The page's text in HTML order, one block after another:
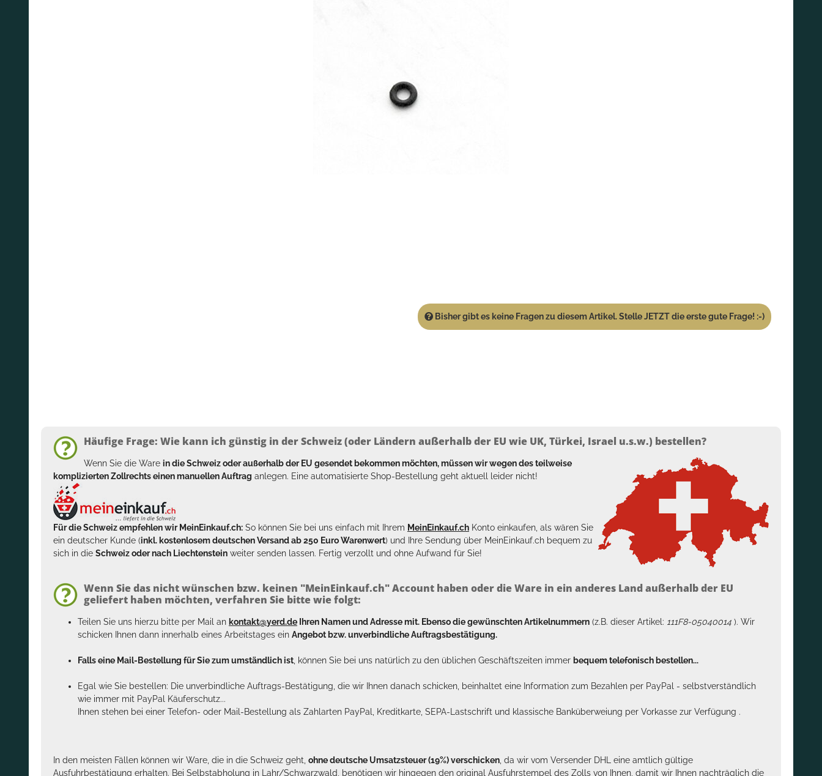
Bisher gibt es keine Fragen zu diesem Artikel. Stelle JETZT die erste gute Frage! :-)
Häufige Frage: Wie kann ich günstig in der Schweiz (oder Ländern außerhalb der EU wie UK, Türkei, Israel u.s.w.) bestellen?
Wenn Sie die Ware in die Schweiz oder außerhalb der EU gesendet bekommen möchten, müssen wir wegen des teilweise
komplizierten Zollrechts einen manuellen Auftrag anlegen. Eine automatisierte Shop-Bestellung geht aktuell leider nicht!
Für die Schweiz empfehlen wir MeinEinkauf.ch: So können Sie bei uns einfach mit Ihrem MeinEinkauf.ch Konto einkaufen, als wären Sie
ein deutscher Kunde (inkl. kostenlosem deutschen Versand ab 250 Euro Warenwert) und Ihre Sendung über MeinEinkauf.ch bequem zu
sich in die Schweiz oder nach Liechtenstein weiter senden lassen. Fertig verzollt und ohne Aufwand für Sie!
Wenn Sie das nicht wünschen bzw. keinen "MeinEinkauf.ch" Account haben oder die Ware in ein anderes Land außerhalb der EU
geliefert haben möchten, verfahren Sie bitte wie folgt:
Teilen Sie uns hierzu bitte per Mail an kontakt@yerd.de Ihren Namen und Adresse mit. Ebenso die gewünschten Artikelnummern (z.B. dieser Artikel: 111F8-05040014 ). Wir
schicken Ihnen dann innerhalb eines Arbeitstages ein Angebot bzw. unverbindliche Auftragsbestätigung.
Falls eine Mail-Bestellung für Sie zum umständlich ist , können Sie bei uns natürlich zu den üblichen Geschäftszeiten immer bequem telefonisch bestellen...
Egal wie Sie bestellen: Die unverbindliche Auftrags-Bestätigung, die wir Ihnen danach schicken, beinhaltet eine Information zum Bezahlen per PayPal - selbstverständlich
wie immer mit PayPal Käuferschutz...
Ihnen stehen bei einer Telefon- oder Mail-Bestellung als Zahlarten PayPal, Kreditkarte, SEPA-Lastschrift und klassische Banküberweiung per Vorkasse zur Verfügung .
In den meisten Fällen können wir Ware, die in die Schweiz geht, ohne deutsche Umsatzsteuer (19%) verschicken , da wir vom Versender DHL eine amtlich gültige
Ausfuhrbestätigung erhalten. Bei Selbstabholung in Lahr/Schwarzwald, benötigen wir hingegen den original Ausfuhrstempel des Zolls von Ihnen, damit wir Ihnen nachträglich die